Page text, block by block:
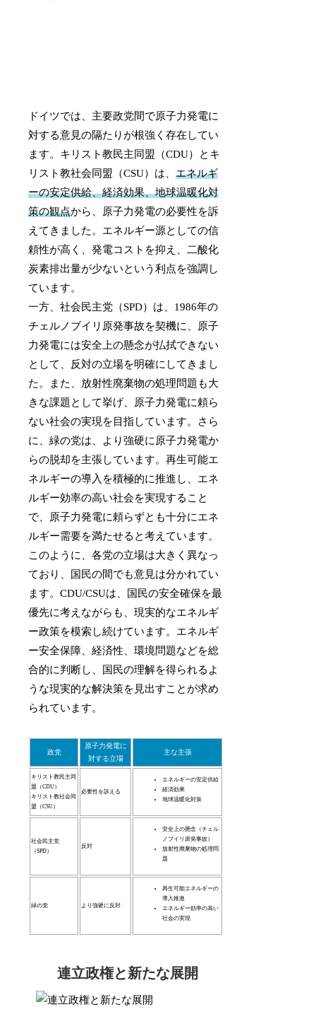
ドイツでは、主要政党間で原子力発電に
対する意見の隔たりが根強く存在してい
ます。キリスト教民主同盟（CDU）とキ
リスト教社会同盟（CSU）は、エネルギ
ーの安定供給、経済効果、地球温暖化対
策の観点から、原子力発電の必要性を訴
えてきました。エネルギー源としての信
頼性が高く、発電コストを抑え、二酸化
炭素排出量が少ないという利点を強調し
ています。
一方、社会民主党（SPD）は、1986年の
チェルノブイリ原発事故を契機に、原子
力発電には安全上の懸念が払拭できない
として、反対の立場を明確にしてきまし
た。また、放射性廃棄物の処理問題も大
きな課題として挙げ、原子力発電に頼ら
ない社会の実現を目指しています。さら
に、緑の党は、より強硬に原子力発電か
らの脱却を主張しています。再生可能エ
ネルギーの導入を積極的に推進し、エネ
ルギー効率の高い社会を実現すること
で、原子力発電に頼らずとも十分にエネ
ルギー需要を満たせると考えています。
このように、各党の立場は大きく異なっ
ており、国民の間でも意見は分かれてい
ます。CDU/CSUは、国民の安全確保を最
優先に考えながらも、現実的なエネルギ
ー政策を模索し続けています。エネルギ
ー安全保障、経済性、環境問題などを総
合的に判断し、国民の理解を得られるよ
うな現実的な解決策を見出すことが求め
られています。
政党
原子力発電に
対する立場
主な主張
キリスト教民主同
盟（CDU）
キリスト教社会同
盟（CSU）
必要性を訴える
エネルギーの安定供給
経済効果
地球温暖化対策
社会民主党
（SPD）
反対
安全上の懸念（チェル
ノブイリ原発事故）
放射性廃棄物の処理問
題
緑の党 より強硬に反対
再生可能エネルギーの
導入推進
エネルギー効率の高い
社会の実現
連立政権と新たな展開